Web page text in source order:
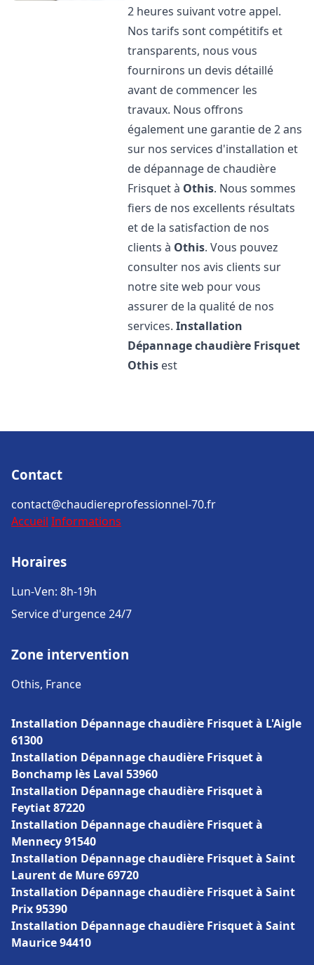
2 heures suivant votre appel.
Nos tarifs sont compétitifs et
transparents, nous vous
fournirons un devis détaillé
avant de commencer les
travaux. Nous offrons
également une garantie de 2 ans
sur nos services d'installation et
de dépannage de chaudière
Frisquet à Othis. Nous sommes
fiers de nos excellents résultats
et de la satisfaction de nos
clients à Othis. Vous pouvez
consulter nos avis clients sur
notre site web pour vous
assurer de la qualité de nos
services.Installation
Dépannage chaudière Frisquet
Othis est
Contact
contact@chaudiereprofessionnel-70.fr
Accueil Informations
Horaires
Lun-Ven: 8h-19h
Service d'urgence 24/7
Zone intervention
Othis, France
Installation Dépannage chaudière Frisquet à L'Aigle
61300
Installation Dépannage chaudière Frisquet à
Bonchamp lès Laval 53960
Installation Dépannage chaudière Frisquet à
Feytiat 87220
Installation Dépannage chaudière Frisquet à
Mennecy 91540
Installation Dépannage chaudière Frisquet à Saint
Laurent de Mure 69720
Installation Dépannage chaudière Frisquet à Saint
Prix 95390
Installation Dépannage chaudière Frisquet à Saint
Maurice 94410